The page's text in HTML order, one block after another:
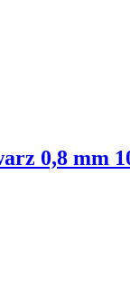
0,8 mm